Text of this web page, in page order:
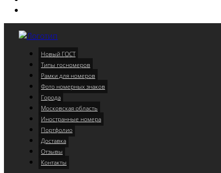
Меню
Новый ГОСТ
Типы госномеров
Рамки для номеров
Фото номерных знаков
Города
Московская область
Иностранные номера
Портфолио
Доставка
Отзывы
Контакты